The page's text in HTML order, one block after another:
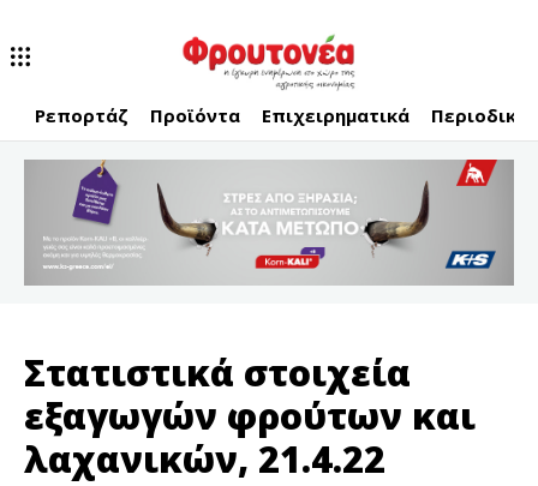
Ρεπορτάζ Προϊόντα Επιχειρηματικά Περιοδικό
Στατιστικά στοιχεία
εξαγωγών φρούτων και
λαχανικών, 21.4.22